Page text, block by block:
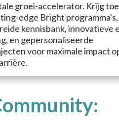
groei-accelerator. Krijg
edge Bright programma's,
kennisbank, innovatieve
en gepersonaliseerde
voor maximale impact